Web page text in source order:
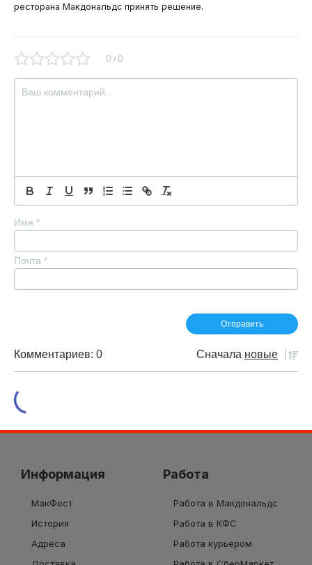
ресторана Макдональдс принять решение.
0 / 0
Имя *
Почта *
Комментариев: 0 Сначала новые
Информация
МакФест
История
Адреса
Работа
Работа в Макдональдс
Работа в КФС
Работа курьером